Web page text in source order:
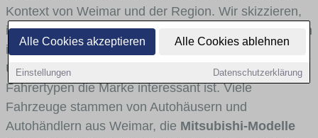
Alle Cookies akzeptieren Alle Cookies ablehnen
Einstellungen Datenschutzerklärung
Kontext von Weimar und der Region. Wir skizzieren,
in welchen Fahrzeugklassen Mitsubishi stark vertreten
ist, welche Modellreihen häufig im Stadt- und
Umlandverkehr zu sehen sind und für welche
Fahrertypen die Marke interessant ist. Viele
Fahrzeuge stammen von Autohäusern und
Autohändlern aus Weimar, die Mitsubishi-Modelle